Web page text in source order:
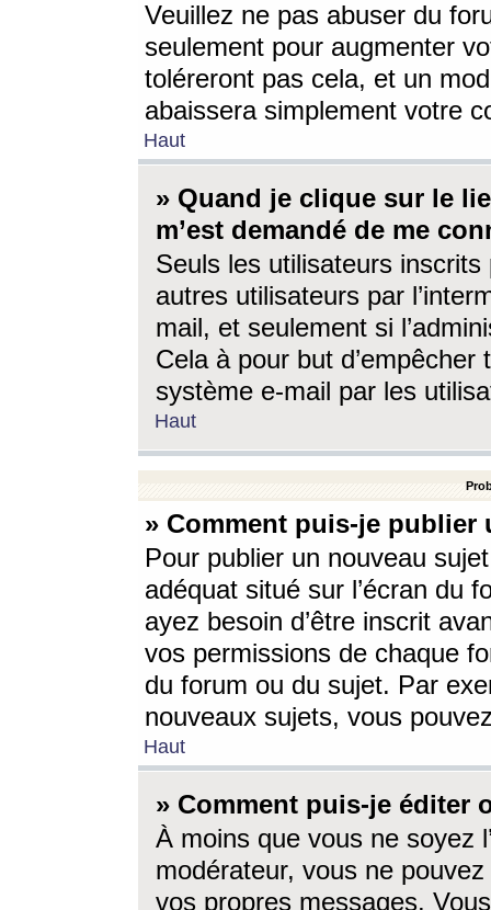
Veuillez ne pas abuser du
seulement pour augmenter
toléreront pas cela, et un
abaissera simplement votre
Haut
» Quand je clique sur le
m’est demandé de me
Seuls les utilisateurs
autres utilisateurs par
mail, et seulement si
Cela à pour but
système e-mail par les
Haut
» Comment puis-je
Pour publier un nouveau
adéquat situé sur l’écran du
ayez besoin d’être inscrit
vos permissions de chaque
du forum ou du sujet. Par
nouveaux sujets, vous
Haut
» Comment puis-je éditer
À moins que vous ne soyez
modérateur, vous ne
vos propres messages.